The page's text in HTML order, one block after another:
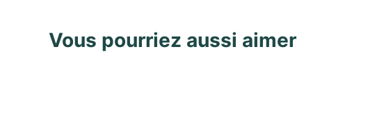
Vous pourriez aussi aimer